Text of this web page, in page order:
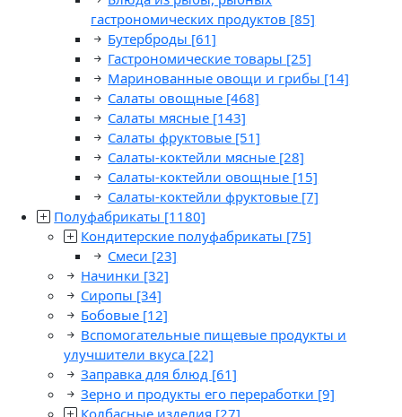
гастрономических продуктов [85]
Бутерброды [61]
Гастрономические товары [25]
Маринованные овощи и грибы [14]
Салаты овощные [468]
Салаты мясные [143]
Салаты фруктовые [51]
Салаты-коктейли мясные [28]
Салаты-коктейли овощные [15]
Салаты-коктейли фруктовые [7]
Полуфабрикаты [1180]
Кондитерские полуфабрикаты [75]
Смеси [23]
Начинки [32]
Сиропы [34]
Бобовые [12]
Вспомогательные пищевые продукты и
улучшители вкуса [22]
Заправка для блюд [61]
Зерно и продукты его переработки [9]